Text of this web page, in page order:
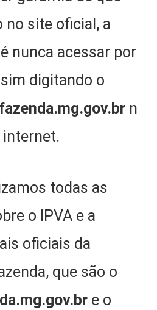
no site oficial, a
nunca acessar por
digitando o
n
internet.
todas as
o IPVA e a
oficiais da
que são o
e o